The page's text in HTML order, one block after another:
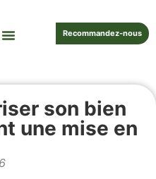
Recommandez-nous
son bien
une mise en